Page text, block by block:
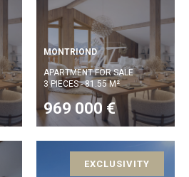
MONTRIOND
APARTMENT FOR SALE
3 PIECES - 81.55 M²
969 000 €
EXCLUSIVITY